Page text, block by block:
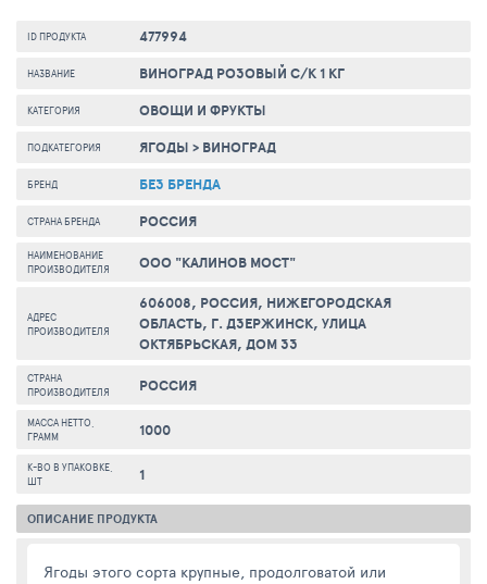
ID ПРОДУКТА 477994
НАЗВАНИЕ ВИНОГРАД РОЗОВЫЙ С/К 1 КГ
КАТЕГОРИЯ ОВОЩИ И ФРУКТЫ
ПОДКАТЕГОРИЯ ЯГОДЫ > ВИНОГРАД
БРЕНД БЕЗ БРЕНДА
СТРАНА БРЕНДА РОССИЯ
НАИМЕНОВАНИЕ
ПРОИЗВОДИТЕЛЯ
ООО "КАЛИНОВ МОСТ"
АДРЕС
ПРОИЗВОДИТЕЛЯ
606008, РОССИЯ, НИЖЕГОРОДСКАЯ
ОБЛАСТЬ, Г. ДЗЕРЖИНСК, УЛИЦА
ОКТЯБРЬСКАЯ, ДОМ 33
СТРАНА
ПРОИЗВОДИТЕЛЯ
РОССИЯ
МАССА НЕТТО,
ГРАММ
1000
К-ВО В УПАКОВКЕ,
ШТ
1
ОПИСАНИЕ ПРОДУКТА
Ягоды этого сорта крупные, продолговатой или